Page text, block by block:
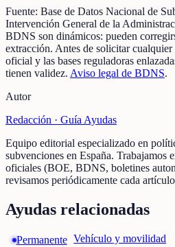
Fuente: Base de Datos Nacional de
Intervención General de la
BDNS son dinámicos: pueden
extracción. Antes de solicitar
oficial y las bases reguladoras
tienen validez. Aviso legal de BDNS.
Autor
Redacción · Guía Ayudas
Equipo editorial especializado en
subvenciones en España. Trabajamos
oficiales (BOE, BDNS, boletines
revisamos periódicamente cada
Ayudas relacionadas
Permanente Vehículo y movilidad